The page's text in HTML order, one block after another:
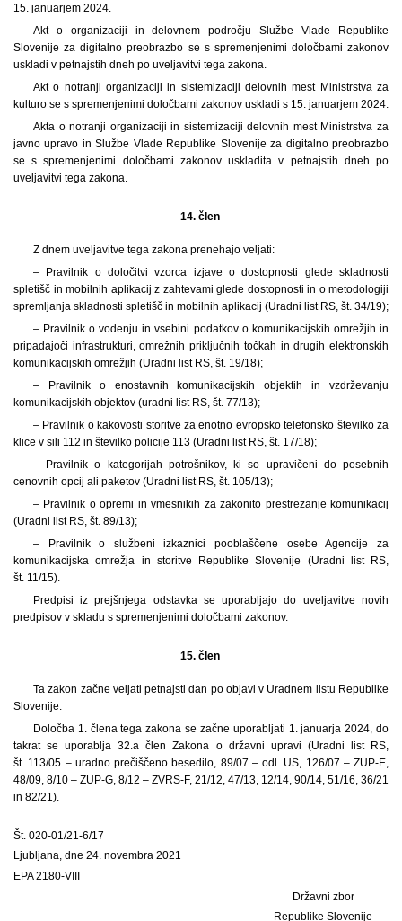
15. januarjem 2024.
Akt o organizaciji in delovnem področju Službe Vlade Republike
Slovenije za digitalno preobrazbo se s spremenjenimi določbami zakonov
uskladi v petnajstih dneh po uveljavitvi tega zakona.
Akt o notranji organizaciji in sistemizaciji delovnih mest Ministrstva za
kulturo se s spremenjenimi določbami zakonov uskladi s 15. januarjem 2024.
Akta o notranji organizaciji in sistemizaciji delovnih mest Ministrstva za
javno upravo in Službe Vlade Republike Slovenije za digitalno preobrazbo
se s spremenjenimi določbami zakonov uskladita v petnajstih dneh po
uveljavitvi tega zakona.
14. člen
Z dnem uveljavitve tega zakona prenehajo veljati:
– Pravilnik o določitvi vzorca izjave o dostopnosti glede skladnosti
spletišč in mobilnih aplikacij z zahtevami glede dostopnosti in o metodologiji
spremljanja skladnosti spletišč in mobilnih aplikacij (Uradni list RS, št. 34/19);
– Pravilnik o vodenju in vsebini podatkov o komunikacijskih omrežjih in
pripadajoči infrastrukturi, omrežnih priključnih točkah in drugih elektronskih
komunikacijskih omrežjih (Uradni list RS, št. 19/18);
– Pravilnik o enostavnih komunikacijskih objektih in vzdrževanju
komunikacijskih objektov (uradni list RS, št. 77/13);
– Pravilnik o kakovosti storitve za enotno evropsko telefonsko številko za
klice v sili 112 in številko policije 113 (Uradni list RS, št. 17/18);
– Pravilnik o kategorijah potrošnikov, ki so upravičeni do posebnih
cenovnih opcij ali paketov (Uradni list RS, št. 105/13);
– Pravilnik o opremi in vmesnikih za zakonito prestrezanje komunikacij
(Uradni list RS, št. 89/13);
– Pravilnik o službeni izkaznici pooblaščene osebe Agencije za
komunikacijska omrežja in storitve Republike Slovenije (Uradni list RS,
št. 11/15).
Predpisi iz prejšnjega odstavka se uporabljajo do uveljavitve novih
predpisov v skladu s spremenjenimi določbami zakonov.
15. člen
Ta zakon začne veljati petnajsti dan po objavi v Uradnem listu Republike
Slovenije.
Določba 1. člena tega zakona se začne uporabljati 1. januarja 2024, do
takrat se uporablja 32.a člen Zakona o državni upravi (Uradni list RS,
št. 113/05 – uradno prečiščeno besedilo, 89/07 – odl. US, 126/07 – ZUP-E,
48/09, 8/10 – ZUP-G, 8/12 – ZVRS-F, 21/12, 47/13, 12/14, 90/14, 51/16, 36/21
in 82/21).
Št. 020-01/21-6/17
Ljubljana, dne 24. novembra 2021
EPA 2180-VIII
Državni zbor
Republike Slovenije